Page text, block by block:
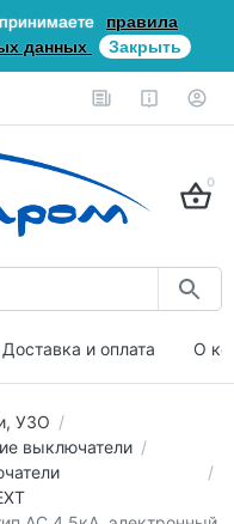
правила
данных
Закрыть
0
Доставка и оплата О
УЗО
выключатели